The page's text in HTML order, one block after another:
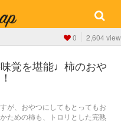
0 2,604 view
覚を堪能♩柿のおや
が、おやつにしてもとってもお
ための柿も、トロリとした完熟